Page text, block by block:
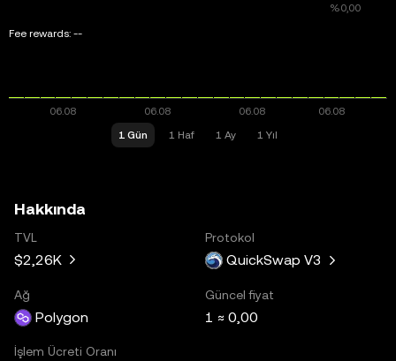
Fee rewards: --
1 Gün 1 Haf 1 Ay 1 Yıl
Hakkında
TVL
$2,26K
Protokol
QuickSwap V3
Ağ
Polygon
Güncel fiyat
1 ≈ 0,00
İşlem Ücreti Oranı